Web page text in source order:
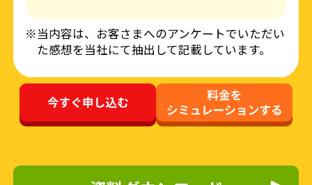
※当内容は、お客さまへのアンケートでいただい
た感想を当社にて抽出して記載しています。